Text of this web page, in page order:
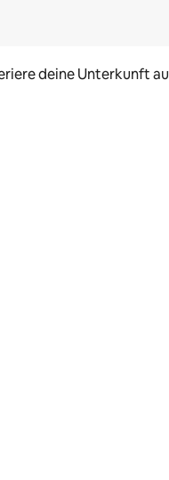
deine Unterkunft